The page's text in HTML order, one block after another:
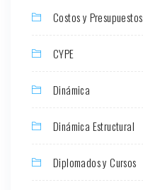
Costos y Presupuestos
CYPE
Dinámica
Dinámica Estructural
Diplomados y Cursos